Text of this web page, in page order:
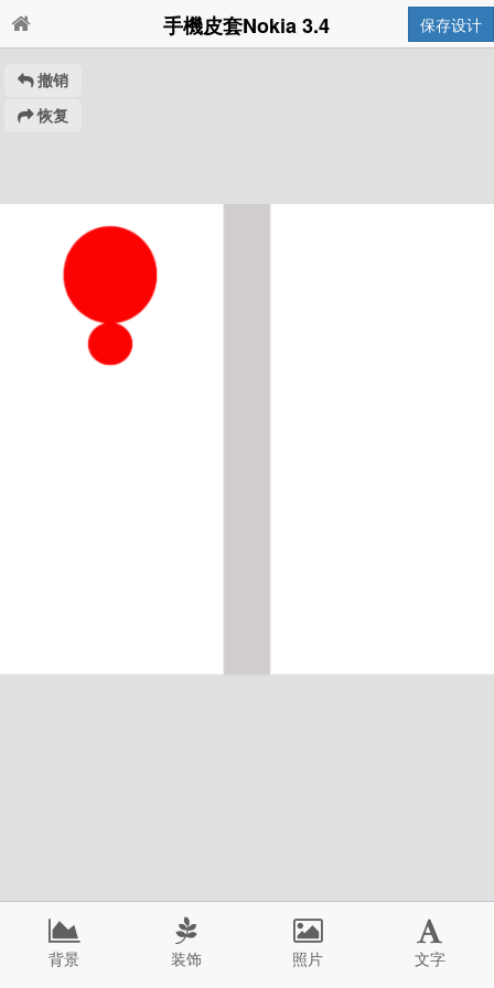
手機皮套Nokia 3.4 保存设计
撤销
恢复
背景 装饰 照片 文字